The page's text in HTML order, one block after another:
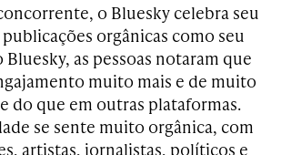
o Bluesky celebra seu
orgânicas como seu
as pessoas notaram que
muito mais e de muito
do que em outras plataformas.
se sente muito orgânica, com
artistas, jornalistas, políticos e